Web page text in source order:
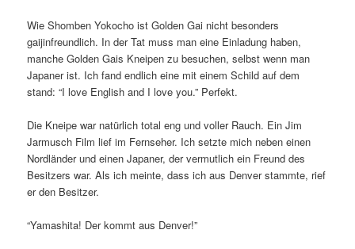
Wie Shomben Yokocho ist Golden Gai nicht besonders
gaijinfreundlich. In der Tat muss man eine Einladung haben,
manche Golden Gais Kneipen zu besuchen, selbst wenn man
Japaner ist. Ich fand endlich eine mit einem Schild auf dem
stand: “I love English and I love you.” Perfekt.
Die Kneipe war natürlich total eng und voller Rauch. Ein Jim
Jarmusch Film lief im Fernseher. Ich setzte mich neben einen
Nordländer und einen Japaner, der vermutlich ein Freund des
Besitzers war. Als ich meinte, dass ich aus Denver stammte, rief
er den Besitzer.
“Yamashita! Der kommt aus Denver!”